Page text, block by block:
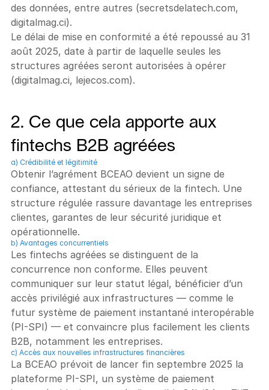
des données, entre autres (secretsdelatech.com,
digitalmag.ci).
Le délai de mise en conformité a été repoussé au 31
août 2025, date à partir de laquelle seules les
structures agréées seront autorisées à opérer
(digitalmag.ci, lejecos.com).
2. Ce que cela apporte aux
fintechs B2B agréées
a) Crédibilité et légitimité
Obtenir l’agrément BCEAO devient un signe de
confiance, attestant du sérieux de la fintech. Une
structure régulée rassure davantage les entreprises
clientes, garantes de leur sécurité juridique et
opérationnelle.
b) Avantages concurrentiels
Les fintechs agréées se distinguent de la
concurrence non conforme. Elles peuvent
communiquer sur leur statut légal, bénéficier d’un
accès privilégié aux infrastructures — comme le
futur système de paiement instantané interopérable
(PI-SPI) — et convaincre plus facilement les clients
B2B, notamment les entreprises.
c) Accès aux nouvelles infrastructures financières
La BCEAO prévoit de lancer fin septembre 2025 la
plateforme PI-SPI, un système de paiement